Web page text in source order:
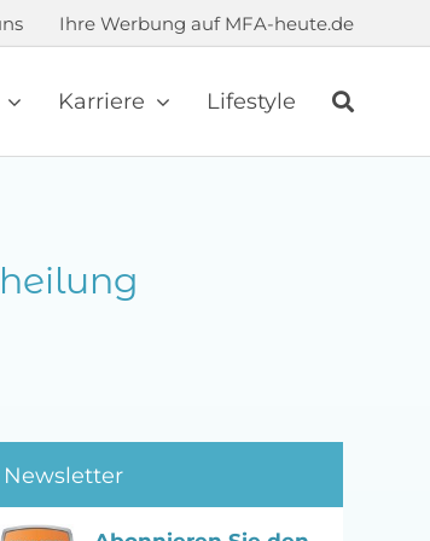
Ihre Werbung auf MFA-heute.de
Karriere Lifestyle
Newsletter